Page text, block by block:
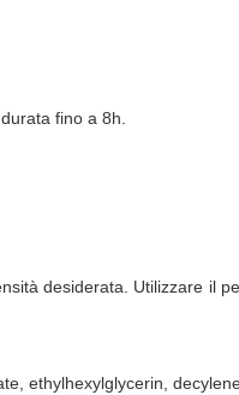
fino a 8h.
desiderata. Utilizzare il
ethylhexylglycerin,